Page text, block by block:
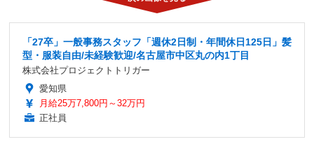
「27卒」一般事務スタッフ「週休2日制・年間休日125日」髪
型・服装自由/未経験歓迎/名古屋市中区丸の内1丁目
株式会社プロジェクトトリガー
愛知県
月給25万7,800円～32万円
正社員